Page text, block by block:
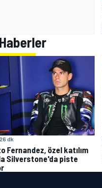
26 dk
Fernandez, özel katılım
Silverstone'da piste